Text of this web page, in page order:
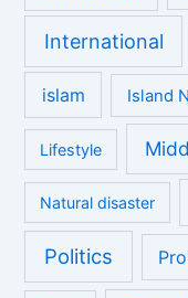
International
islam Island
Lifestyle
Natural disaster
Politics